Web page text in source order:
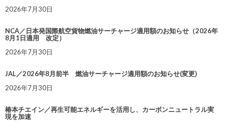
2026年7月30日
NCA／日本発国際航空貨物燃油サーチャージ適用額のお知らせ（2026年
8月1日適用 改定）
2026年7月30日
JAL／2026年8月前半 燃油サーチャージ適用額のお知らせ(変更)
2026年7月30日
椿本チエイン／再生可能エネルギーを活用し、カーボンニュートラル実
現を加速